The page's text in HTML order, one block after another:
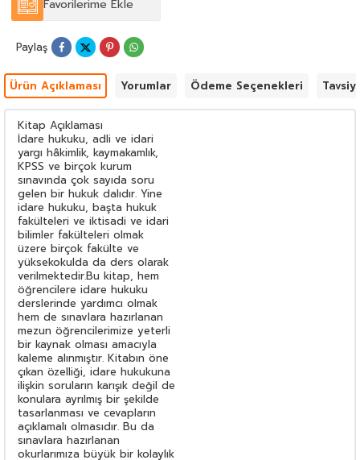
Favorilerime Ekle
Paylaş
Ürün Açıklaması Yorumlar Ödeme Seçenekleri
Kitap Açıklaması
İdare hukuku, adli ve idari
yargı hâkimlik, kaymakamlık,
KPSS ve birçok kurum
sınavında çok sayıda soru
gelen bir hukuk dalıdır. Yine
idare hukuku, başta hukuk
fakülteleri ve iktisadi ve idari
bilimler fakülteleri olmak
üzere birçok fakülte ve
yüksekokulda da ders olarak
verilmektedir.Bu kitap, hem
öğrencilere idare hukuku
derslerinde yardımcı olmak
hem de sınavlara hazırlanan
mezun öğrencilerimize yeterli
bir kaynak olması amacıyla
kaleme alınmıştır. Kitabın öne
çıkan özelliği, idare hukukuna
ilişkin soruların karışık değil de
konulara ayrılmış bir şekilde
tasarlanması ve cevapların
açıklamalı olmasıdır. Bu da
sınavlara hazırlanan
okurlarımıza büyük bir kolaylık